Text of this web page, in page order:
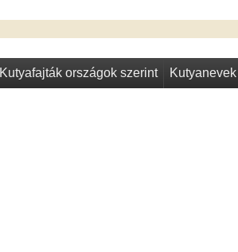
Kutyafajták országok szerint Kutyanevek